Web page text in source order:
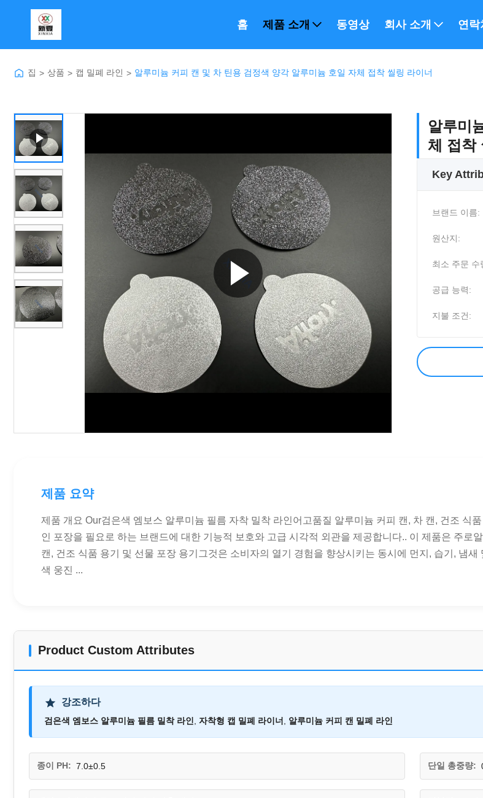
홈 제품 소개 동영상 회사 소개 연락
집 > 상품 > 캡 밀폐 라인 > 알루미늄 커피 캔 및 차 틴용 검정색 양각 알루미늄 호일 자체 접착 씰링 라이너
알루미
체 접착
Key
브랜드 이름:
원산지:
최소 주문 수
공급 능력:
지불 조건:
제품 요약
제품 개요 Our검은색 엠보스 알루미늄 필름 자착 밀착 라인어고품질 알루미늄 커피 캔, 차 캔, 건조 식
인 포장을 필요로 하는 브랜드에 대한 기능적 보호와 고급 시각적 외관을 제공합니다.. 이 제품은 주로
캔, 건조 식품 용기 및 선물 포장 용기그것은 소비자의 열기 경험을 향상시키는 동시에 먼지, 습기, 냄
색 웅진 ...
Product Custom Attributes
강조하다
검은색 엠보스 알루미늄 필름 밀착 라인 자착형 캡 밀폐 라이너 알루미늄 커피 캔 밀폐 라인
종이 PH: 7.0±0.5 단일 총중량: